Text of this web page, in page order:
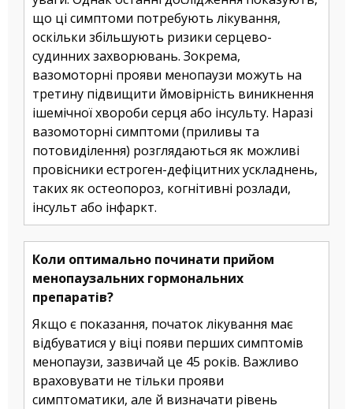
що ці симптоми потребують лікування,
оскільки збільшують ризики серцево-
судинних захворювань. Зокрема,
вазомоторні прояви менопаузи можуть на
третину підвищити ймовірність виникнення
ішемічної хвороби серця або інсульту. Наразі
вазомоторні симптоми (приливы та
потовиділення) розглядаються як можливі
провісники естроген-дефіцитних ускладнень,
таких як остеопороз, когнітивні розлади,
інсульт або інфаркт.
Коли оптимально починати прийом
менопаузальних гормональних
препаратів?
Якщо є показання, початок лікування має
відбуватися у віці появи перших симптомів
менопаузи, зазвичай це 45 років. Важливо
враховувати не тільки прояви
симптоматики, але й визначати рівень